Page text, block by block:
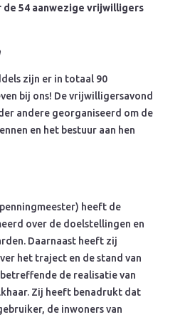
de 54 aanwezige vrijwilligers
zijn er in totaal 90
bij ons! De vrijwilligersavond
andere georganiseerd om de
en het bestuur aan hen
heeft de
over de doelstellingen en
Daarnaast heeft zij
het traject en de stand van
de realisatie van
Zij heeft benadrukt dat
de inwoners van